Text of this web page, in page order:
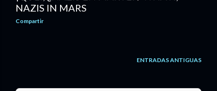
NAZIS IN MARS
Compartir
ENTRADAS ANTIGUAS